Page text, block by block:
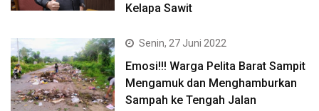
Kelapa Sawit
Senin, 27 Juni 2022
Emosi!!! Warga Pelita Barat Sampit
Mengamuk dan Menghamburkan
Sampah ke Tengah Jalan